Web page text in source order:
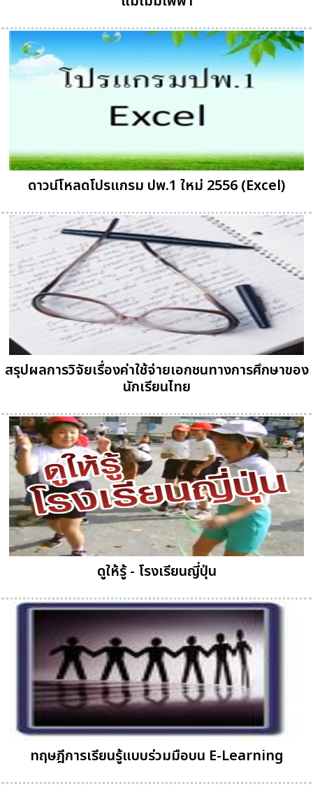
ดาวน์โหลดโปรแกรม ปพ.1 ใหม่ 2556 (Excel)
สรุปผลการวิจัยเรื่องค่าใช้จ่ายเอกชนทางการศึกษาของ
นักเรียนไทย
ดูให้รู้ - โรงเรียนญี่ปุ่น
ทฤษฎีการเรียนรู้แบบร่วมมือบน E-Learning